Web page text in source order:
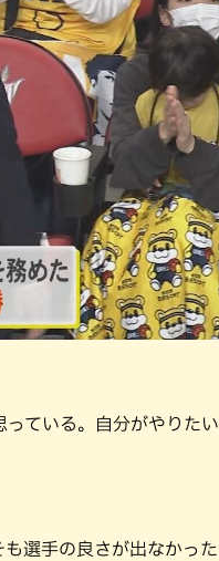
っている。自分がやりたい
も選手の良さが出なかった